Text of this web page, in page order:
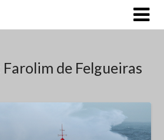
Farolim de Felgueiras